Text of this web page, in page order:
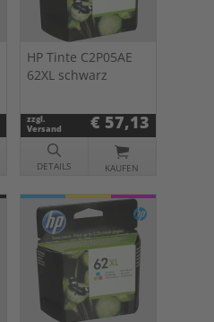
HP Tinte C2P05AE
62XL schwarz
zzgl.
Versand
€ 57,13
DETAILS KAUFEN